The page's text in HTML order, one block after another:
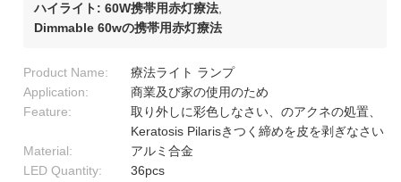
ハイライト: 60W携帯用赤灯療法
Dimmable 60wの携帯用赤灯療法
Product Name:
療法ライト ランプ
Application:
商業及び家の使用のため
Feature:
取り外しに彩色しなさい、のアクネの処置、
Keratosis Pilarisきつく締めを皮を剥ぎなさい
Material:
アルミ合金
LED Quantity:
36pcs